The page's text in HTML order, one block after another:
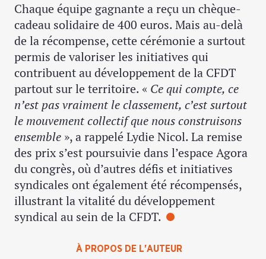
À PROPOS DE L'AUTEUR
Chaque équipe gagnante a reçu un chèque-
cadeau solidaire de 400 euros. Mais au-delà
de la récompense, cette cérémonie a surtout
permis de valoriser les initiatives qui
contribuent au développement de la CFDT
partout sur le territoire. « Ce qui compte, ce
n’est pas vraiment le classement, c’est surtout
le mouvement collectif que nous construisons
ensemble », a rappelé Lydie Nicol. La remise
des prix s’est poursuivie dans l’espace Agora
du congrès, où d’autres défis et initiatives
syndicales ont également été récompensés,
illustrant la vitalité du développement
syndical au sein de la CFDT.